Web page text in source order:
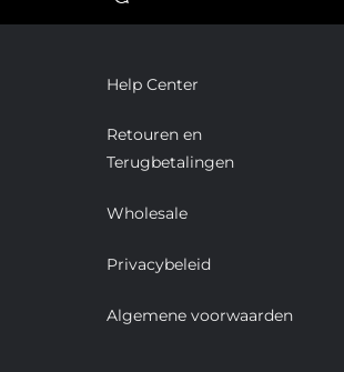
Help Center
Retouren en
Terugbetalingen
Wholesale
Privacybeleid
Algemene voorwaarden